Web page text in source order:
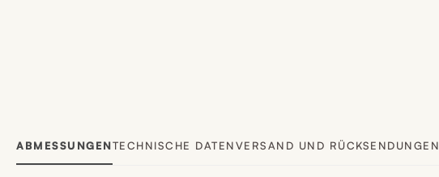
ABMESSUNGENTECHNISCHE DATENVERSAND UND RÜCKSENDUNGEN